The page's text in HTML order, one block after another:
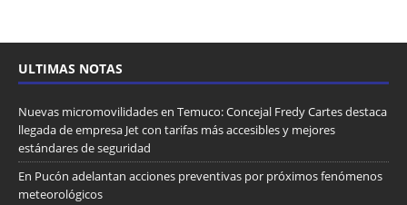
ULTIMAS NOTAS
Nuevas micromovilidades en Temuco: Concejal Fredy Cartes destaca
llegada de empresa Jet con tarifas más accesibles y mejores
estándares de seguridad
En Pucón adelantan acciones preventivas por próximos fenómenos
meteorológicos